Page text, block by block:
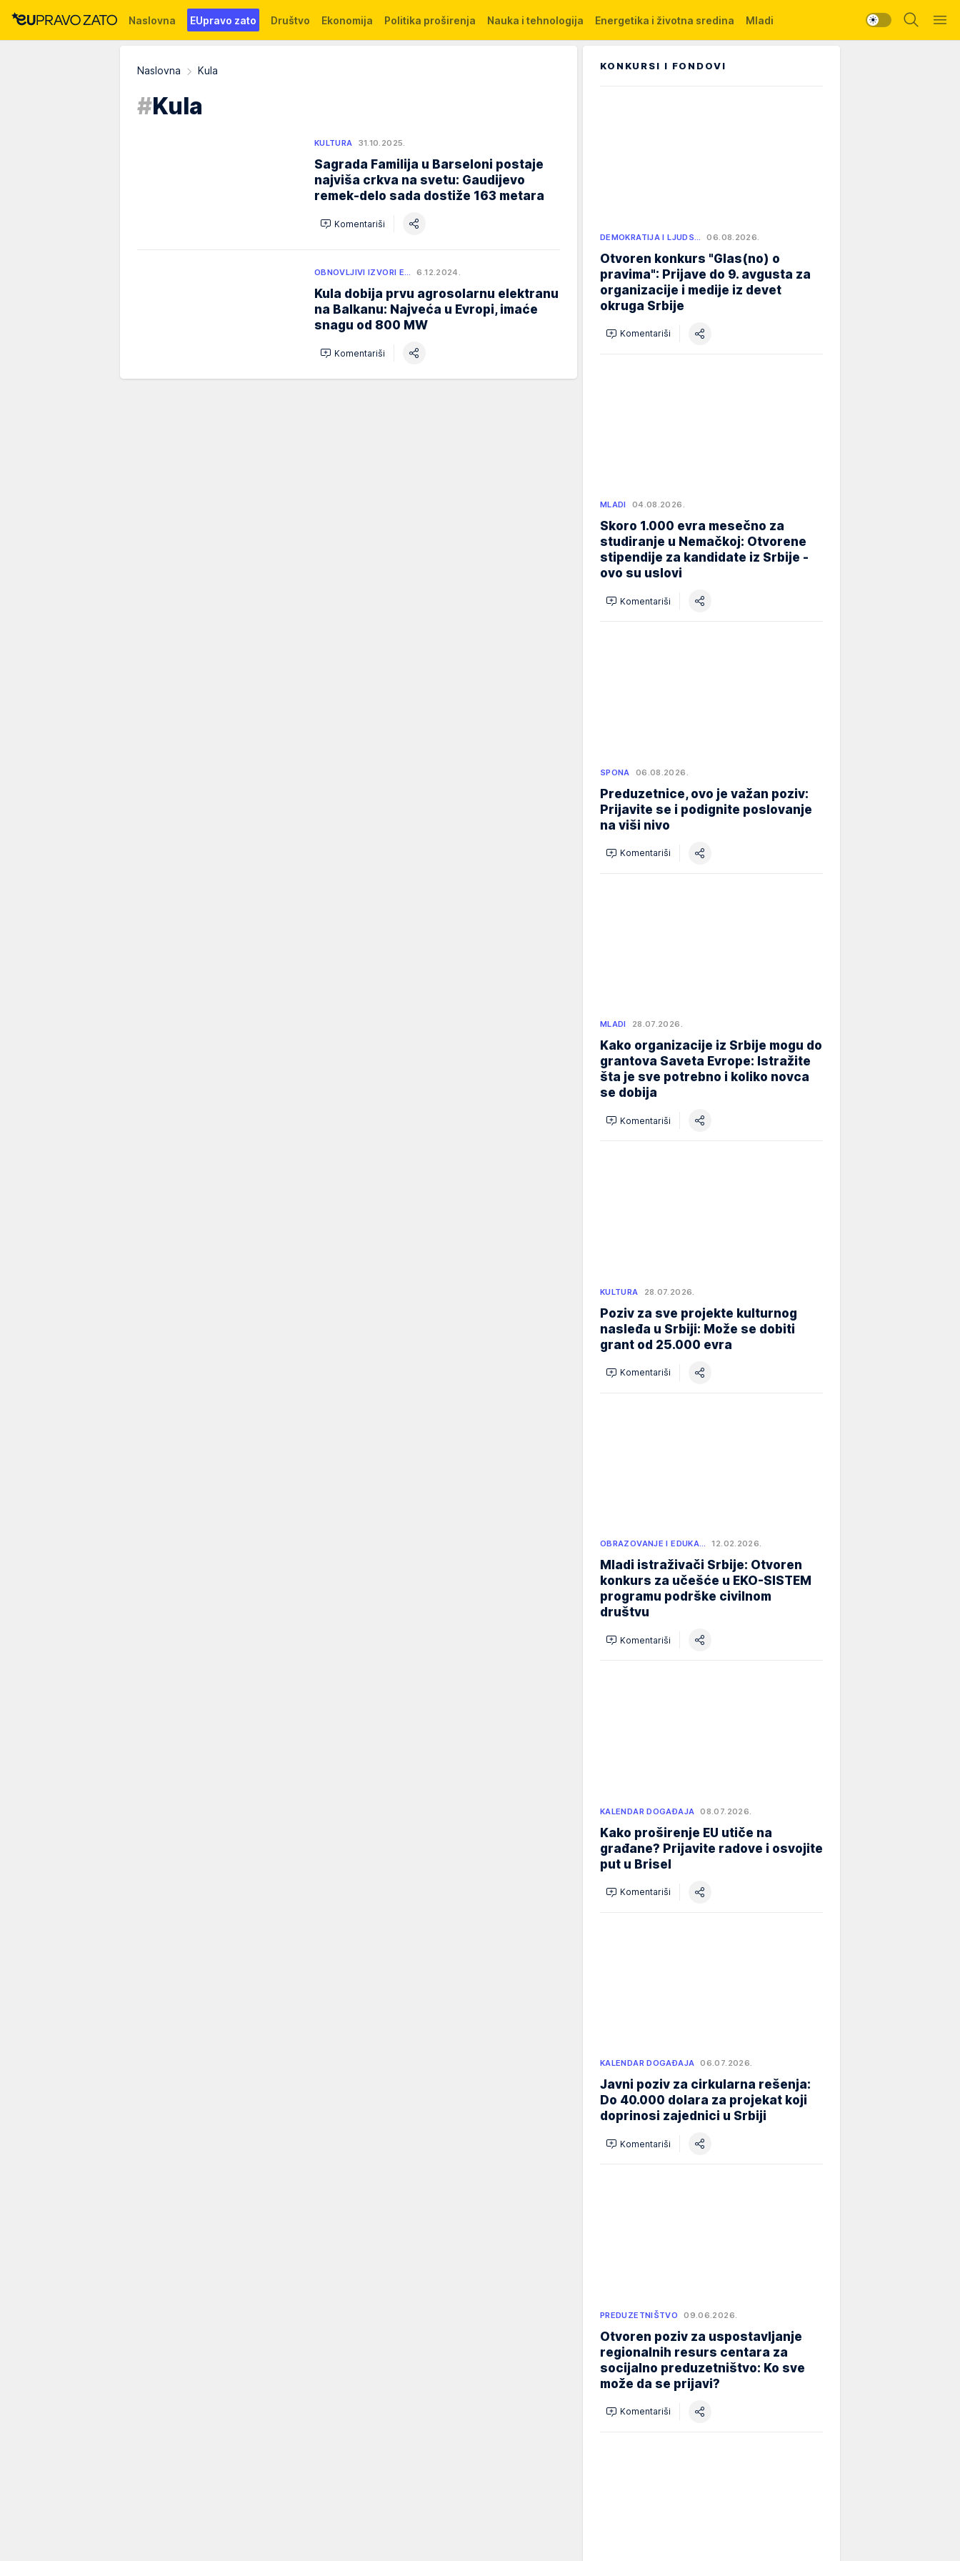
Naslovna EUpravo zato Društvo Ekonomija Politika proširenja Nauka i tehnologija Energetika i životna sredina Mladi
Naslovna
Kula
#Kula
KULTURA 31.10.2025.
Sagrada Familija u Barseloni postaje
najviša crkva na svetu: Gaudijevo
remek-delo sada dostiže 163 metara
Komentariši
OBNOVLJIVI IZVORI E… 6.12.2024.
Kula dobija prvu agrosolarnu elektranu
na Balkanu: Najveća u Evropi, imaće
snagu od 800 MW
Komentariši
KONKURSI I FONDOVI
DEMOKRATIJA I LJUDS… 06.08.2026.
Otvoren konkurs "Glas(no) o
pravima": Prijave do 9. avgusta za
organizacije i medije iz devet
okruga Srbije
Komentariši
MLADI 04.08.2026.
Skoro 1.000 evra mesečno za
studiranje u Nemačkoj: Otvorene
stipendije za kandidate iz Srbije -
ovo su uslovi
Komentariši
SPONA 06.08.2026.
Preduzetnice, ovo je važan poziv:
Prijavite se i podignite poslovanje
na viši nivo
Komentariši
MLADI 28.07.2026.
Kako organizacije iz Srbije mogu do
grantova Saveta Evrope: Istražite
šta je sve potrebno i koliko novca
se dobija
Komentariši
KULTURA 28.07.2026.
Poziv za sve projekte kulturnog
nasleđa u Srbiji: Može se dobiti
grant od 25.000 evra
Komentariši
OBRAZOVANJE I EDUKA… 12.02.2026.
Mladi istraživači Srbije: Otvoren
konkurs za učešće u EKO-SISTEM
programu podrške civilnom
društvu
Komentariši
KALENDAR DOGAĐAJA 08.07.2026.
Kako proširenje EU utiče na
građane? Prijavite radove i osvojite
put u Brisel
Komentariši
KALENDAR DOGAĐAJA 06.07.2026.
Javni poziv za cirkularna rešenja:
Do 40.000 dolara za projekat koji
doprinosi zajednici u Srbiji
Komentariši
PREDUZETNIŠTVO 09.06.2026.
Otvoren poziv za uspostavljanje
regionalnih resurs centara za
socijalno preduzetništvo: Ko sve
može da se prijavi?
Komentariši